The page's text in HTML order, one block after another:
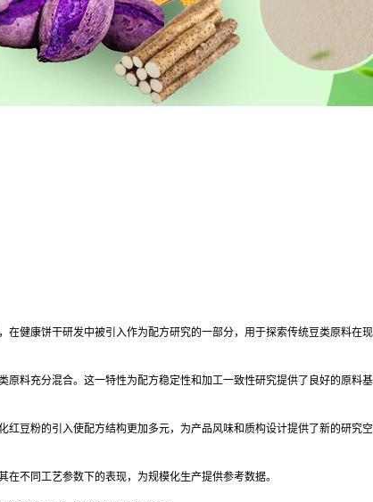
健康饼干研发中被引入作为配方研究的一部分，用于探索传统豆类原料在现
料充分混合。这一特性为配方稳定性和加工一致性研究提供了良好的原料基
豆粉的引入使配方结构更加多元，为产品风味和质构设计提供了新的研究空
不同工艺参数下的表现，为规模化生产提供参考数据。